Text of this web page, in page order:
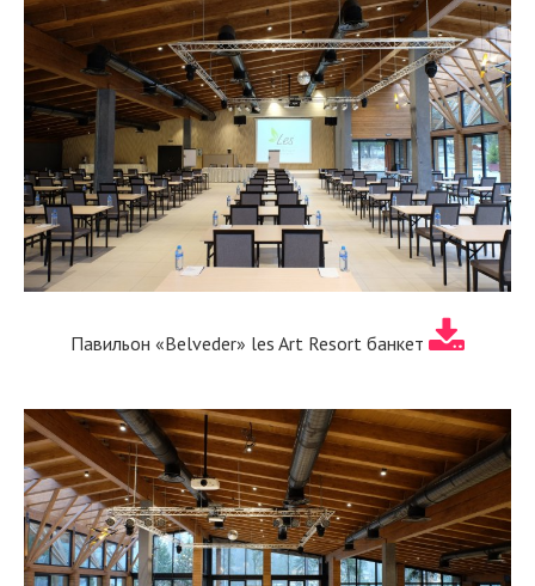
Павильон «Belveder» les Art Resort банкет